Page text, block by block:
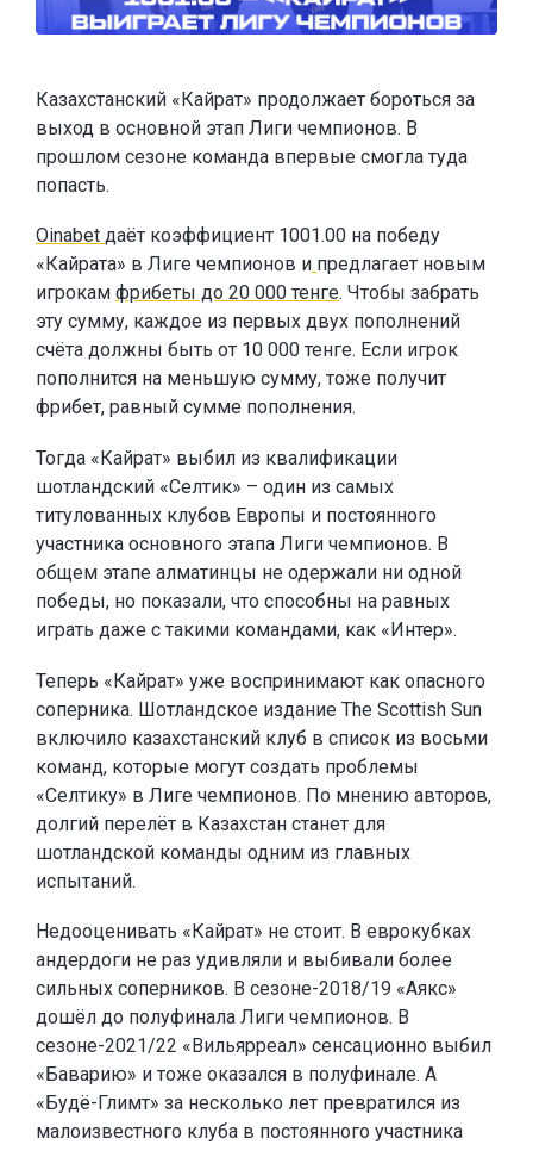
Казахстанский «Кайрат» продолжает бороться за
выход в основной этап Лиги чемпионов. В
прошлом сезоне команда впервые смогла туда
попасть.
Oinabet даёт коэффициент 1001.00 на победу
«Кайрата» в Лиге чемпионов и предлагает новым
игрокам фрибеты до 20 000 тенге. Чтобы забрать
эту сумму, каждое из первых двух пополнений
счёта должны быть от 10 000 тенге. Если игрок
пополнится на меньшую сумму, тоже получит
фрибет, равный сумме пополнения.
Тогда «Кайрат» выбил из квалификации
шотландский «Селтик» – один из самых
титулованных клубов Европы и постоянного
участника основного этапа Лиги чемпионов. В
общем этапе алматинцы не одержали ни одной
победы, но показали, что способны на равных
играть даже с такими командами, как «Интер».
Теперь «Кайрат» уже воспринимают как опасного
соперника. Шотландское издание The Scottish Sun
включило казахстанский клуб в список из восьми
команд, которые могут создать проблемы
«Селтику» в Лиге чемпионов. По мнению авторов,
долгий перелёт в Казахстан станет для
шотландской команды одним из главных
испытаний.
Недооценивать «Кайрат» не стоит. В еврокубках
андердоги не раз удивляли и выбивали более
сильных соперников. В сезоне-2018/19 «Аякс»
дошёл до полуфинала Лиги чемпионов. В
сезоне-2021/22 «Вильярреал» сенсационно выбил
«Баварию» и тоже оказался в полуфинале. А
«Будё-Глимт» за несколько лет превратился из
малоизвестного клуба в постоянного участника